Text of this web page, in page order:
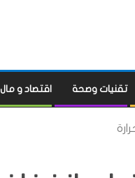
تقنيات وصحة اقتصاد و مال